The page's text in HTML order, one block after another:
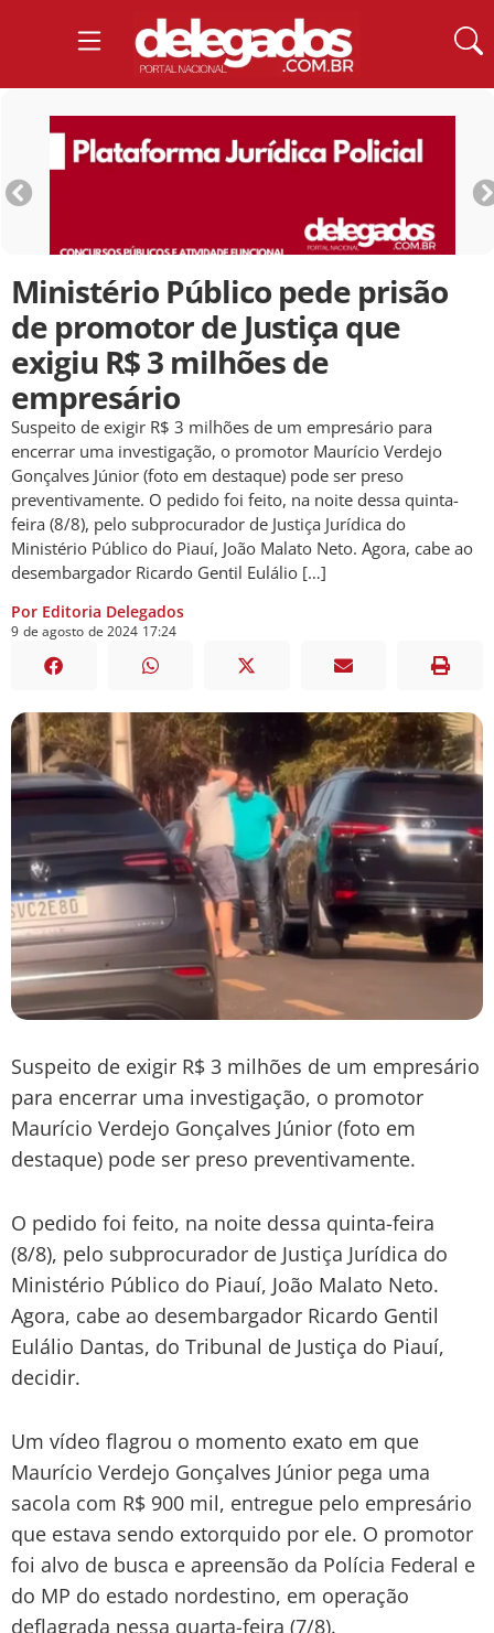
Ministério Público pede prisão
de promotor de Justiça que
exigiu R$ 3 milhões de
empresário
Suspeito de exigir R$ 3 milhões de um empresário para
encerrar uma investigação, o promotor Maurício Verdejo
Gonçalves Júnior (foto em destaque) pode ser preso
preventivamente. O pedido foi feito, na noite dessa quinta-
feira (8/8), pelo subprocurador de Justiça Jurídica do
Ministério Público do Piauí, João Malato Neto. Agora, cabe ao
desembargador Ricardo Gentil Eulálio […]
Por Editoria Delegados
9 de agosto de 2024 17:24
Suspeito de exigir R$ 3 milhões de um empresário
para encerrar uma investigação, o promotor
Maurício Verdejo Gonçalves Júnior (foto em
destaque) pode ser preso preventivamente.
O pedido foi feito, na noite dessa quinta-feira
(8/8), pelo subprocurador de Justiça Jurídica do
Ministério Público do Piauí, João Malato Neto.
Agora, cabe ao desembargador Ricardo Gentil
Eulálio Dantas, do Tribunal de Justiça do Piauí,
decidir.
Um vídeo flagrou o momento exato em que
Maurício Verdejo Gonçalves Júnior pega uma
sacola com R$ 900 mil, entregue pelo empresário
que estava sendo extorquido por ele. O promotor
foi alvo de busca e apreensão da Polícia Federal e
do MP do estado nordestino, em operação
deflagrada nessa quarta-feira (7/8).